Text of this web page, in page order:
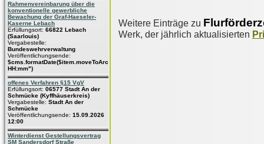
Rahmenvereinbarung über die
konventionelle gewerbliche
Bewachung der Graf-Haeseler-
Kaserne Lebach
Erfüllungsort: 66822 Lebach
(Saarlouis)
Vergabestelle:
Bundeswehrverwaltung
Veröffentlichungsende:
$cms.formatDate($item.moveToArchive,"dd.MM.yyyy
HH:mm")
offenes Verfahren §15 VgV
Erfüllungsort: 06577 Stadt An der
Schmücke (Kyffhäuserkreis)
Vergabestelle: Stadt An der
Schmücke
Veröffentlichungsende: 15.09.2026
12:00
Winterdienst Gestellungsvertrag
SM Sandersdorf Straße
Weitere Einträge zu
Werk, der jährlich aktualisierten